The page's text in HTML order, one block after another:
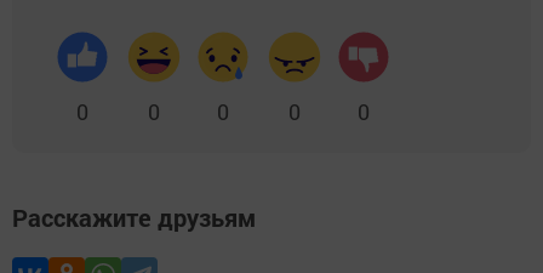
0 0 0 0 0
Расскажите друзьям